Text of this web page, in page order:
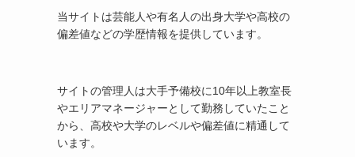
当サイトは芸能人や有名人の出身大学や高校の
偏差値などの学歴情報を提供しています。
サイトの管理人は大手予備校に10年以上教室長
やエリアマネージャーとして勤務していたこと
から、高校や大学のレベルや偏差値に精通して
います。